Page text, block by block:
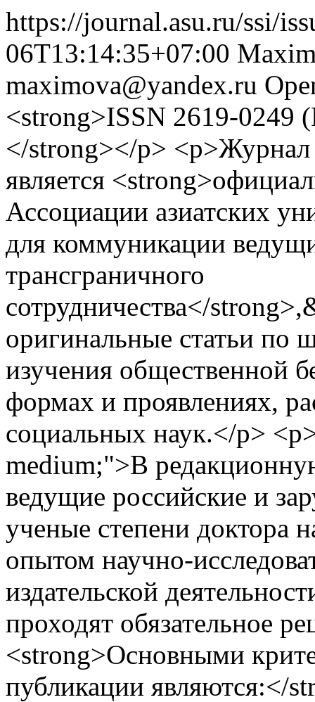
https://journal.asu.ru/ssi/
06T13:14:35+07:00
maximova@yandex.ru
<strong>ISSN 2619-0249
</strong></p>
является
Ассоциации азиатских
для коммуникации
трансграничного
сотрудничества</
оригинальные статьи по
изучения общественной
формах и проявлениях,
социальных наук.</p>
medium;">В
ведущие российские и
ученые степени доктора
опытом научно-
издательской
проходят обязательное
<strong>Основными
публикации являются:</